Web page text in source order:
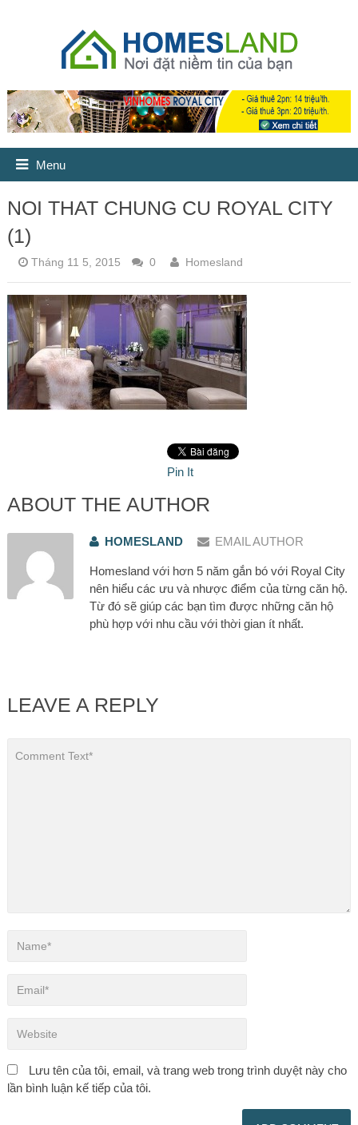
Menu
NOI THAT CHUNG CU ROYAL CITY
(1)
Tháng 11 5, 2015 0 Homesland
Pin It
ABOUT THE AUTHOR
HOMESLAND EMAIL AUTHOR
Homesland với hơn 5 năm gắn bó với Royal City
nên hiểu các ưu và nhược điểm của từng căn hộ.
Từ đó sẽ giúp các bạn tìm được những căn hộ
phù hợp với nhu cầu với thời gian ít nhất.
LEAVE A REPLY
Lưu tên của tôi, email, và trang web trong trình duyệt này cho
lần bình luận kế tiếp của tôi.